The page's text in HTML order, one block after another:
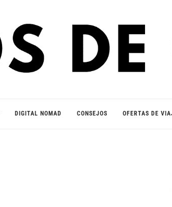
DIGITAL NOMAD CONSEJOS OFERTAS DE